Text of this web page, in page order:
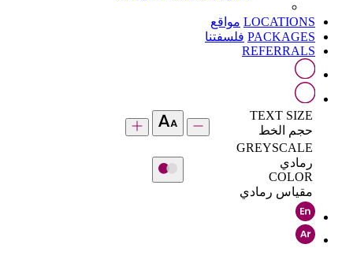
LOCATIONS مواقع
PACKAGES فلسفتنا
REFERRALS
TEXT SIZE
حجم الخط
GREYSCALE
رمادي
COLOR
مقياس رمادي